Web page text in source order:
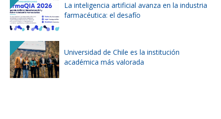
La inteligencia artificial avanza en la industria
farmacéutica: el desafío
Universidad de Chile es la institución
académica más valorada